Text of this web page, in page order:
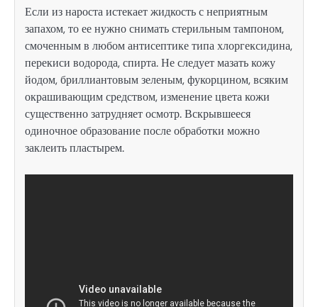
Если из нароста истекает жидкость с неприятным
запахом, то ее нужно снимать стерильным тампоном,
смоченным в любом антисептике типа хлоргексидина,
перекиси водорода, спирта. Не следует мазать кожу
йодом, бриллиантовым зеленым, фукорцином, всяким
окрашивающим средством, изменение цвета кожи
существенно затрудняет осмотр. Вскрывшееся
одиночное образование после обработки можно
заклеить пластырем.